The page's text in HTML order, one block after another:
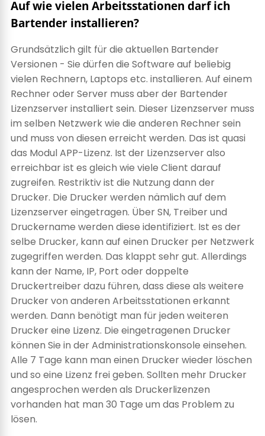
Auf wie vielen Arbeitsstationen darf ich
Bartender installieren?
Grundsätzlich gilt für die aktuellen Bartender
Versionen - Sie dürfen die Software auf beliebig
vielen Rechnern, Laptops etc. installieren. Auf einem
Rechner oder Server muss aber der Bartender
Lizenzserver installiert sein. Dieser Lizenzserver muss
im selben Netzwerk wie die anderen Rechner sein
und muss von diesen erreicht werden. Das ist quasi
das Modul APP-Lizenz. Ist der Lizenzserver also
erreichbar ist es gleich wie viele Client darauf
zugreifen. Restriktiv ist die Nutzung dann der
Drucker. Die Drucker werden nämlich auf dem
Lizenzserver eingetragen. Über SN, Treiber und
Druckername werden diese identifiziert. Ist es der
selbe Drucker, kann auf einen Drucker per Netzwerk
zugegriffen werden. Das klappt sehr gut. Allerdings
kann der Name, IP, Port oder doppelte
Druckertreiber dazu führen, dass diese als weitere
Drucker von anderen Arbeitsstationen erkannt
werden. Dann benötigt man für jeden weiteren
Drucker eine Lizenz. Die eingetragenen Drucker
können Sie in der Administrationskonsole einsehen.
Alle 7 Tage kann man einen Drucker wieder löschen
und so eine Lizenz frei geben. Sollten mehr Drucker
angesprochen werden als Druckerlizenzen
vorhanden hat man 30 Tage um das Problem zu
lösen.